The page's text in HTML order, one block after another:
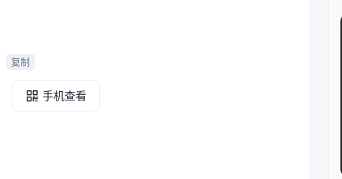
复制
手机查看